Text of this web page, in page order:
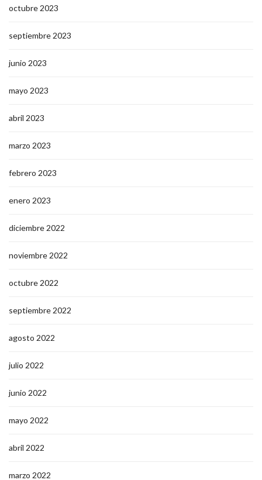
octubre 2023
septiembre 2023
junio 2023
mayo 2023
abril 2023
marzo 2023
febrero 2023
enero 2023
diciembre 2022
noviembre 2022
octubre 2022
septiembre 2022
agosto 2022
julio 2022
junio 2022
mayo 2022
abril 2022
marzo 2022